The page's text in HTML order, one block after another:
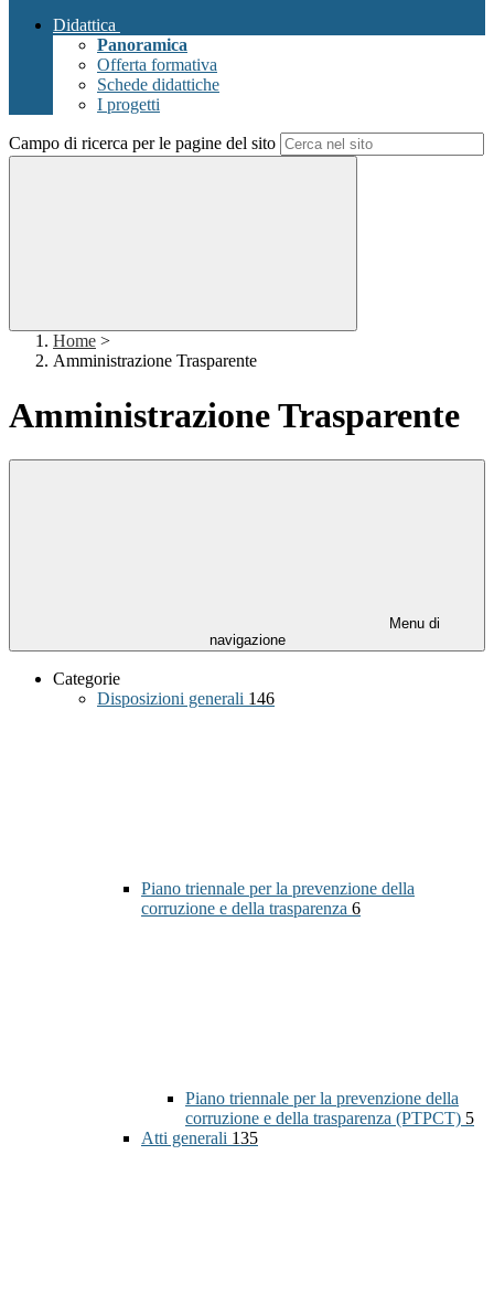
Didattica
Panoramica
Offerta formativa
Schede didattiche
I progetti
Campo di ricerca per le pagine del sito
Home >
Amministrazione Trasparente
Amministrazione Trasparente
Menu di
navigazione
Categorie
Disposizioni generali 146
Piano triennale per la prevenzione della
corruzione e della trasparenza 6
Piano triennale per la prevenzione della
corruzione e della trasparenza (PTPCT) 5
Atti generali 135